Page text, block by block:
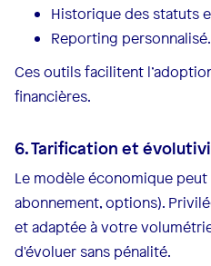
Historique des statuts
Reporting personnalisé.
Ces outils facilitent
financières.
6. Tarification et
Le modèle économique
abonnement, options).
et adaptée à votre
d'évoluer sans pénalité.